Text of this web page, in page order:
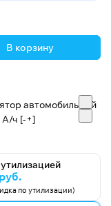
В корзину
автомобильный
А/ч [-+]
по утилизации)